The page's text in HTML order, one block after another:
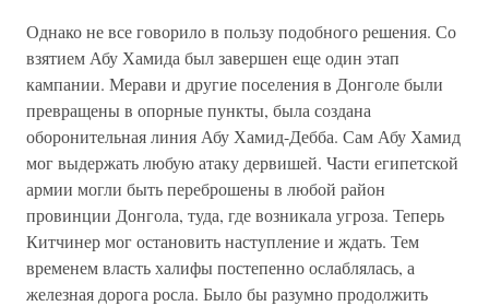
Однако не все говорило в пользу подобного решения. Со
взятием Абу Хамида был завершен еще один этап
кампании. Мерави и другие поселения в Донголе были
превращены в опорные пункты, была создана
оборонительная линия Абу Хамид-Дебба. Сам Абу Хамид
мог выдержать любую атаку дервишей. Части египетской
армии могли быть переброшены в любой район
провинции Донгола, туда, где возникала угроза. Теперь
Китчинер мог остановить наступление и ждать. Тем
временем власть халифы постепенно ослаблялась, а
железная дорога росла. Было бы разумно продолжить